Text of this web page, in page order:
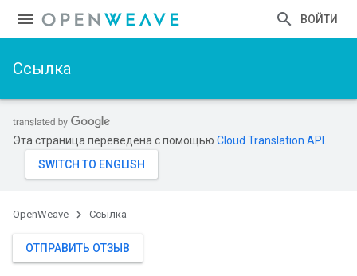
ВОЙТИ
Ссылка
Эта страница переведена с помощью Cloud Translation API
OpenWeave Ссылка
ОТПРАВИТЬ ОТЗЫВ